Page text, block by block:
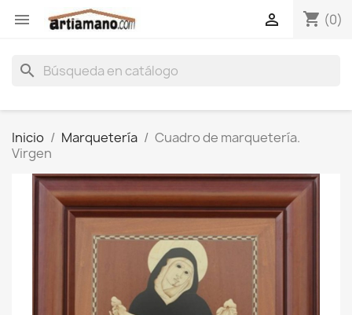
 shopping_cart (0)

search
Inicio Marquetería
Cuadro de marquetería.
Virgen